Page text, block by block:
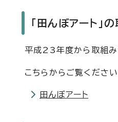
「田んぼアート」
平成23年度から取組み
こちらからご覧ください
田んぼアート